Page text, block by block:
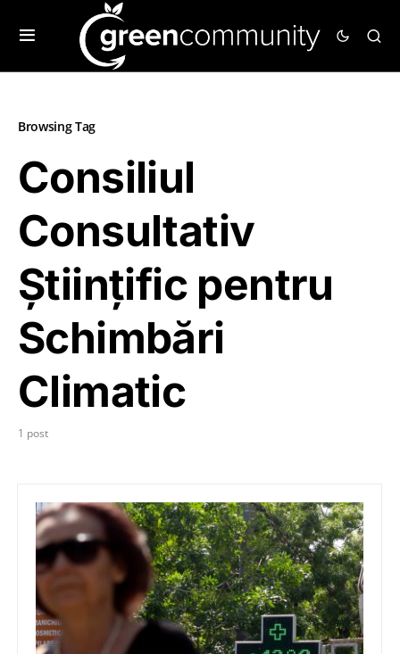
Browsing Tag
Consiliul
Consultativ
Științific pentru
Schimbări
Climatic
1 post